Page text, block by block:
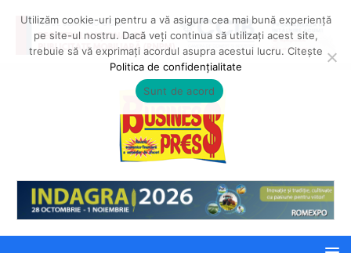
Utilizăm cookie-uri pentru a vă asigura cea mai bună experiență
pe site-ul nostru. Dacă veți continua să utilizați acest site,
trebuie să vă exprimați acordul asupra acestui lucru. Citește
Politica de confidențialitate
Sunt de acord